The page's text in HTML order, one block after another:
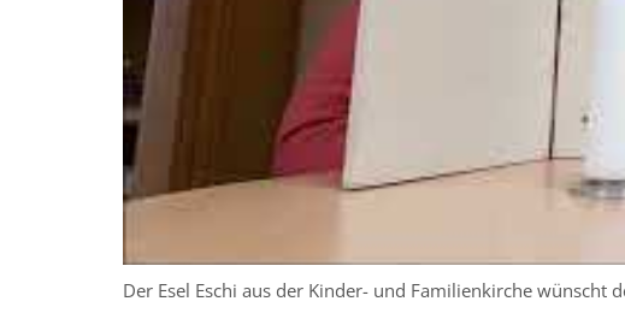
Der Esel Eschi aus der Kinder- und Familienkirche wünscht